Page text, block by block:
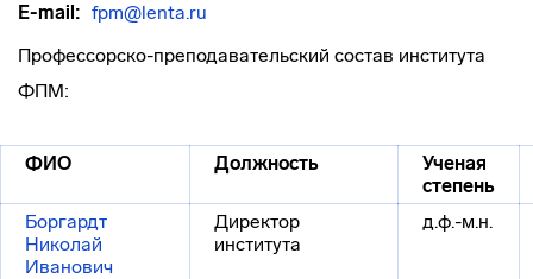
E-mail: fpm@lenta.ru
Профессорско-преподавательский состав института
ФПМ:
ФИО Должность
Ученая
степень
Боргардт
Николай
Иванович
Директор
института
д.ф.-м.н.